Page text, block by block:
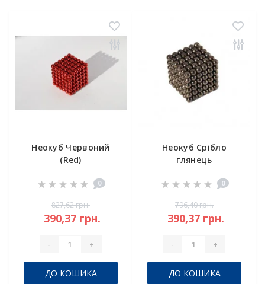
Неокуб Червоний
(Red)
0
827,62 грн.
390,37 грн.
- +
ДО КОШИКА
Неокуб Срібло
глянець
0
796,40 грн.
390,37 грн.
- +
ДО КОШИКА